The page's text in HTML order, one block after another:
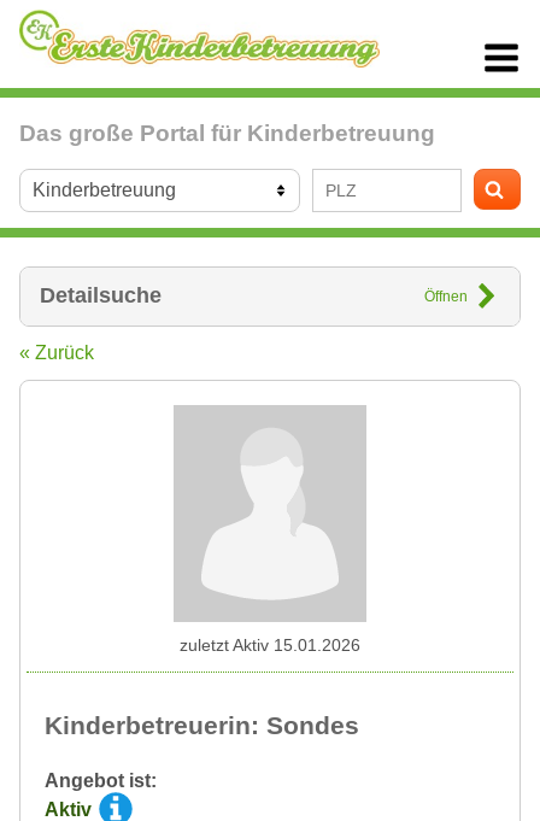
Das große Portal für Kinderbetreuung
Detailsuche Öffnen
« Zurück
Kinderbetreuerin: Sondes
Angebot ist:
Aktiv
zuletzt Aktiv 15.01.2026